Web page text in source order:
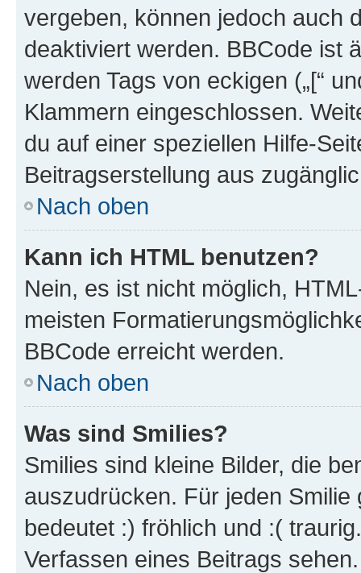
vergeben, können jedoch auch
deaktiviert werden. BBCode ist
werden Tags von eckigen („[“
Klammern eingeschlossen.
du auf einer speziellen Hilfe-
Beitragserstellung aus
Nach oben
Kann ich HTML benutzen?
Nein, es ist nicht möglich,
meisten
BBCode erreicht werden.
Nach oben
Was sind Smilies?
Smilies sind kleine Bilder, die
auszudrücken. Für jeden
bedeutet :) fröhlich und :(
Verfassen eines Beitrags